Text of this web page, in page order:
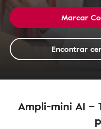
Marcar
Encontrar
Ampli-mini AI –